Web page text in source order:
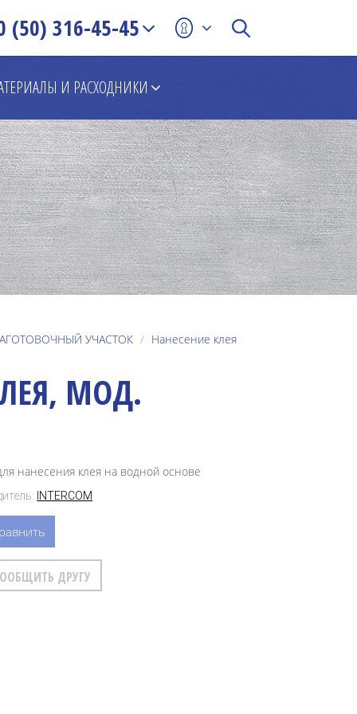
(50) 316-45-45
И РАСХОДНИКИ
УЧАСТОК Нанесение клея
МОД.
нанесения клея на водной основе
INTERCOM
ДРУГУ